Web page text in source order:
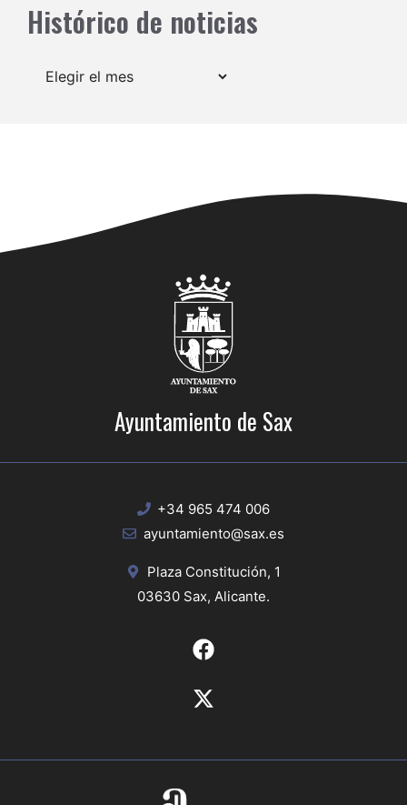
Histórico de noticias
Archivos
Ayuntamiento de Sax
+34 965 474 006
ayuntamiento@sax.es
Plaza Constitución, 1
03630 Sax, Alicante.